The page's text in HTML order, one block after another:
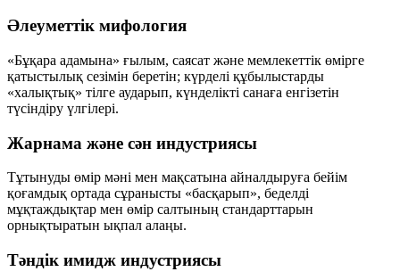
Әлеуметтік мифология
«Бұқара адамына» ғылым, саясат және мемлекеттік өмірге
қатыстылық сезімін беретін; күрделі құбылыстарды
«халықтық» тілге аударып, күнделікті санаға енгізетін
түсіндіру үлгілері.
Жарнама және сән индустриясы
Тұтынуды өмір мәні мен мақсатына айналдыруға бейім
қоғамдық ортада сұранысты «басқарып», беделді
мұқтаждықтар мен өмір салтының стандарттарын
орнықтыратын ықпал алаңы.
Тәндік имидж индустриясы